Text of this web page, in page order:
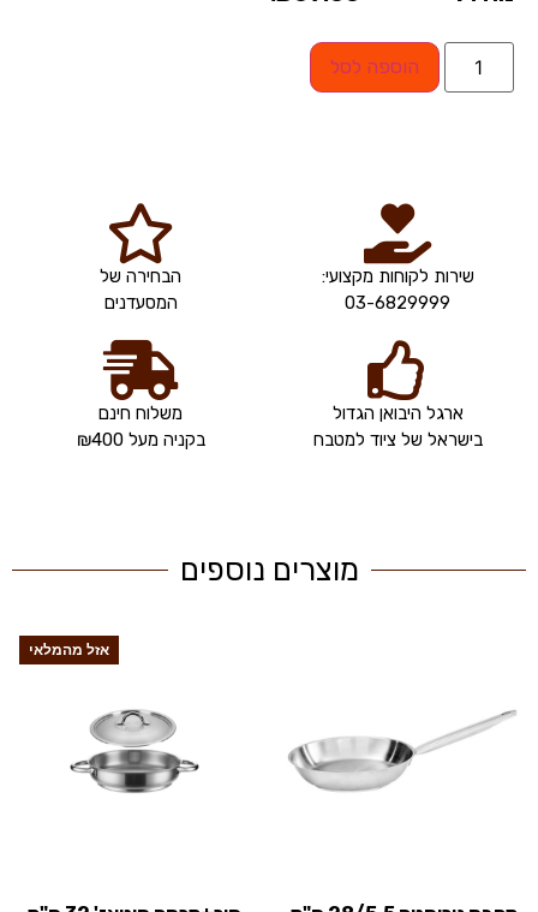
הוספה לסל
שירות לקוחות מקצועי:
03-6829999
הבחירה של
המסעדנים
ארגל היבואן הגדול
בישראל של ציוד למטבח
משלוח חינם
בקניה מעל ₪400
מוצרים נוספים
אזל מהמלאי